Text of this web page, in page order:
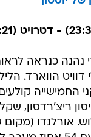
ניצחון שישי
שלה
והבלייזרס
לא יותר.
של יוסטון